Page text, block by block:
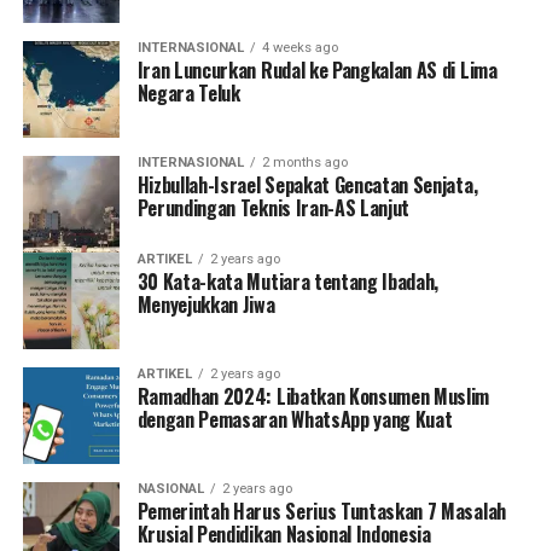
INTERNASIONAL 4 weeks ago
Iran Luncurkan Rudal ke Pangkalan AS di Lima
Negara Teluk
INTERNASIONAL 2 months ago
Hizbullah-Israel Sepakat Gencatan Senjata,
Perundingan Teknis Iran-AS Lanjut
ARTIKEL 2 years ago
30 Kata-kata Mutiara tentang Ibadah,
Menyejukkan Jiwa
ARTIKEL 2 years ago
Ramadhan 2024: Libatkan Konsumen Muslim
dengan Pemasaran WhatsApp yang Kuat
NASIONAL 2 years ago
Pemerintah Harus Serius Tuntaskan 7 Masalah
Krusial Pendidikan Nasional Indonesia